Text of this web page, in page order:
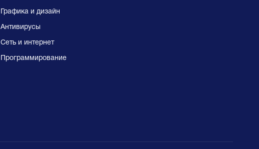
Графика и дизайн
Антивирусы
Сеть и интернет
Программирование